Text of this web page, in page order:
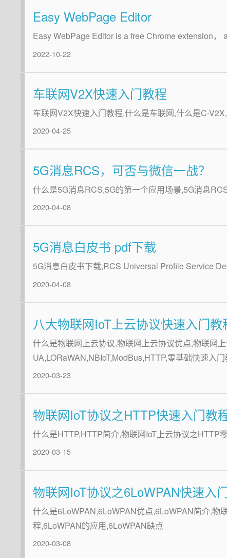
Easy WebPage Editor
Easy WebPage Editor is a free Chrome extension
2022-10-22
车联网V2X快速入门教程
车联网V2X快速入门教程,什么是车联网,什么是C-
2020-04-25
5G消息RCS，可否与微信一战？
什么是5G消息RCS,5G的第一个应用场景,5G消息
2020-04-08
5G消息白皮书 pdf下载
5G消息白皮书下载,RCS Universal Profile Service
2020-04-08
八大物联网IoT上云协议快速入门教
什么是物联网上云协议,物联网上云协议优点,物联网
UA,LORaWAN,NBIoT,ModBus,HTTP,零基础快速入
2020-03-23
物联网IoT协议之HTTP快速入门教
什么是HTTP,HTTP简介,物联网IoT上云协议之HTTP
2020-03-15
物联网IoT协议之6LoWPAN快速入
什么是6LoWPAN,6LoWPAN优点,6LoWPAN简介,物
程,6LoWPAN的应用,6LoWPAN缺点
2020-03-08